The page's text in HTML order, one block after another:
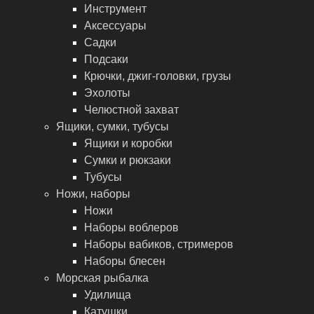
Инструмент
Аксессуары
Садки
Подсаки
Крючки, джиг-головки, грузы
Эхолоты
Челюстной захват
Ящики, сумки, тубусы
Ящики и коробки
Сумки и рюкзаки
Тубусы
Ножи, наборы
Ножи
Наборы воблеров
Наборы вабиков, стримеров
Наборы блесен
Морская рыбалка
Удилища
Катушки